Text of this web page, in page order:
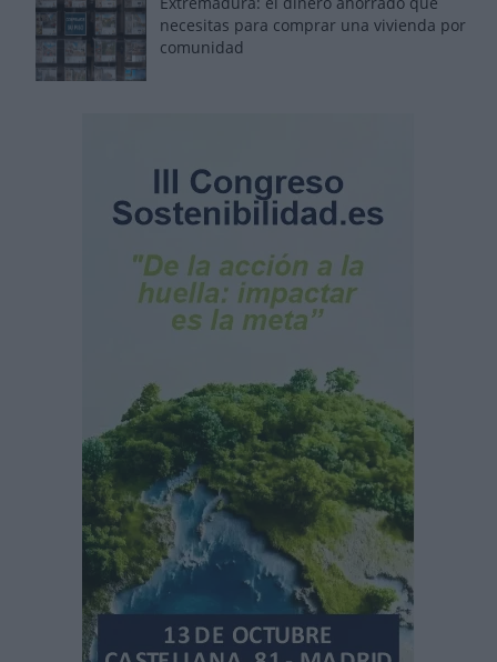
necesitas para comprar una vivienda por
comunidad